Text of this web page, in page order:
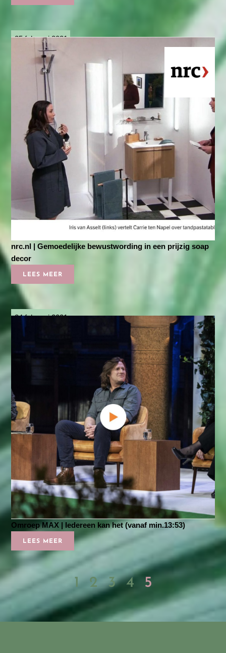
25 februari 2021
nrc.nl | Gemoedelijke bewustwording in een prijzig soap
decor
LEES MEER
24 februari 2021
Omroep MAX | Iedereen kan het (vanaf min.13:53)
LEES MEER
1 2 3 4 5